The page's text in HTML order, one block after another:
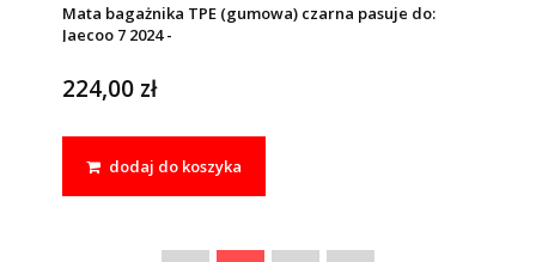
Mata bagażnika TPE (gumowa) czarna pasuje do:
Jaecoo 7 2024 -
224,00 zł
dodaj do koszyka